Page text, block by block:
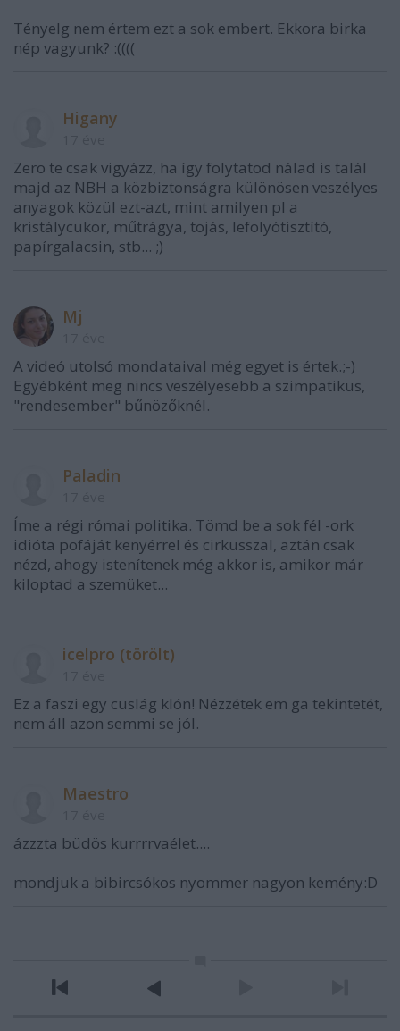
Tényelg nem értem ezt a sok embert. Ekkora birka
nép vagyunk? :((((
Higany
Zero te csak vigyázz, ha így folytatod nálad is talál
majd az NBH a közbiztonságra különösen veszélyes
anyagok közül ezt-azt, mint amilyen pl a
kristálycukor, műtrágya, tojás, lefolyótisztító,
papírgalacsin, stb... ;)
Mj
A videó utolsó mondataival még egyet is értek.;-)
Egyébként meg nincs veszélyesebb a szimpatikus,
"rendesember" bűnözőknél.
Paladin
Íme a régi római politika. Tömd be a sok fél -ork
idióta pofáját kenyérrel és cirkusszal, aztán csak
nézd, ahogy istenítenek még akkor is, amikor már
kiloptad a szemüket...
icelpro (törölt)
Ez a faszi egy cuslág klón! Nézzétek em ga tekintetét,
nem áll azon semmi se jól.
Maestro
ázzzta büdös kurrrrvaélet....
mondjuk a bibircsókos nyommer nagyon kemény:D